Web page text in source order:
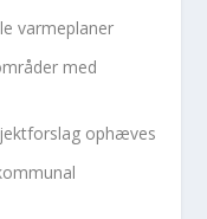
varmeplaner
med
ophæves